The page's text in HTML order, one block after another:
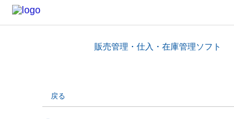
カテゴリから探す販売管理・仕入・在庫管理ソフト
戻る